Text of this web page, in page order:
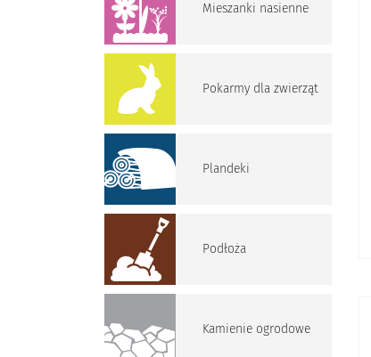
Mieszanki nasienne
Pokarmy dla zwierząt
Plandeki
Podłoża
Kamienie ogrodowe